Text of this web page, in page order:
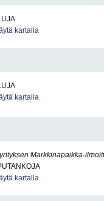
kartalla
kartalla
Markkinapaikka-
kartalla